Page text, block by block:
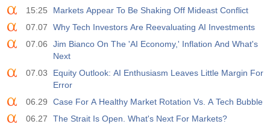
15:25
Markets Appear To Be Shaking Off Mideast Conflict
07.07
Why Tech Investors Are Reevaluating AI Investments
07.06
Jim Bianco On The 'AI Economy,' Inflation And What's
Next
07.03
Equity Outlook: AI Enthusiasm Leaves Little Margin For
Error
06.29
Case For A Healthy Market Rotation Vs. A Tech Bubble
06.27
The Strait Is Open. What's Next For Markets?